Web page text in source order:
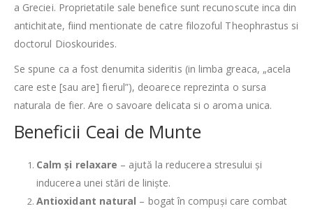
a Greciei. Proprietatile sale benefice sunt recunoscute inca din
antichitate, fiind mentionate de catre filozoful Theophrastus si
doctorul Dioskourides.
Se spune ca a fost denumita sideritis (in limba greaca, „acela
care este [sau are] fierul”), deoarece reprezinta o sursa
naturala de fier. Are o savoare delicata si o aroma unica.
Beneficii Ceai de Munte
Calm și relaxare – ajută la reducerea stresului și
inducerea unei stări de liniște.
Antioxidant natural – bogat în compuși care combat